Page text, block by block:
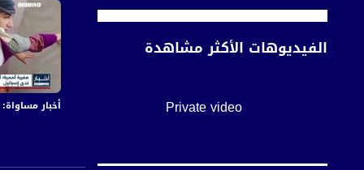
أخبار مساواة: في اليوم الـ155 من العدوان:عشرات
الفيديوهات الأكثر مشاهدة
Private video